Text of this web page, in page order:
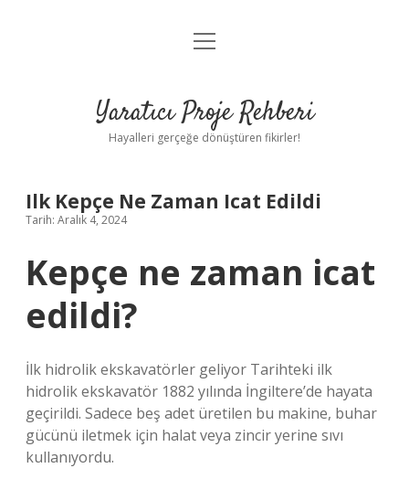
Anasayfa
Yasal Uyarı
menüyü
Yaratıcı Proje Rehberi
Hayalleri gerçeğe dönüştüren fikirler!
Ilk Kepçe Ne Zaman Icat Edildi
Tarih: Aralık 4, 2024
Kepçe ne zaman icat
edildi?
İlk hidrolik ekskavatörler geliyor Tarihteki ilk
hidrolik ekskavatör 1882 yılında İngiltere’de hayata
geçirildi. Sadece beş adet üretilen bu makine, buhar
gücünü iletmek için halat veya zincir yerine sıvı
kullanıyordu.